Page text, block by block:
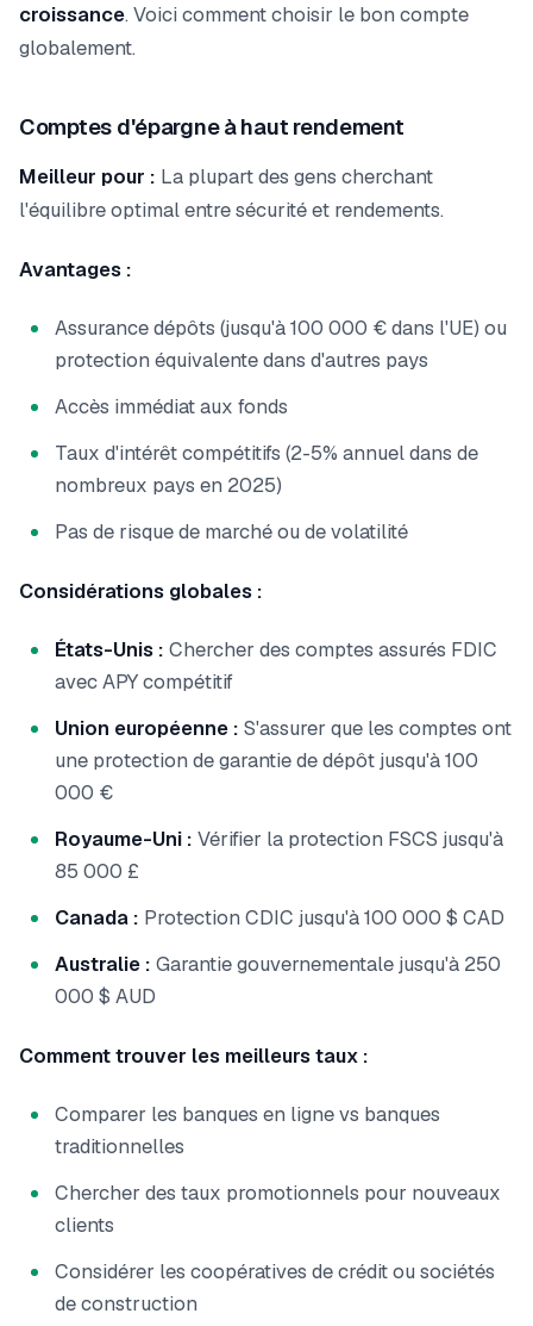
croissance. Voici comment choisir le bon compte
globalement.
Comptes d'épargne à haut rendement
Meilleur pour : La plupart des gens cherchant
l'équilibre optimal entre sécurité et rendements.
Avantages :
Assurance dépôts (jusqu'à 100 000 € dans l'UE) ou
protection équivalente dans d'autres pays
Accès immédiat aux fonds
Taux d'intérêt compétitifs (2-5% annuel dans de
nombreux pays en 2025)
Pas de risque de marché ou de volatilité
Considérations globales :
États-Unis : Chercher des comptes assurés FDIC
avec APY compétitif
Union européenne : S'assurer que les comptes ont
une protection de garantie de dépôt jusqu'à 100
000 €
Royaume-Uni : Vérifier la protection FSCS jusqu'à
85 000 £
Canada : Protection CDIC jusqu'à 100 000 $ CAD
Australie : Garantie gouvernementale jusqu'à 250
000 $ AUD
Comment trouver les meilleurs taux :
Comparer les banques en ligne vs banques
traditionnelles
Chercher des taux promotionnels pour nouveaux
clients
Considérer les coopératives de crédit ou sociétés
de construction